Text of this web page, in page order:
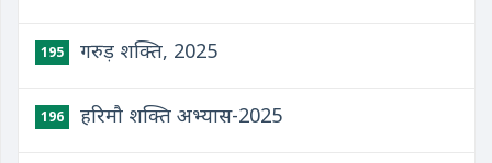
195 गरुड़ शक्ति, 2025
196 हरिमौ शक्ति अभ्यास-2025